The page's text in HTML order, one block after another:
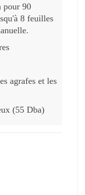
pour 90
8 feuilles
agrafes et les
(55 Dba)